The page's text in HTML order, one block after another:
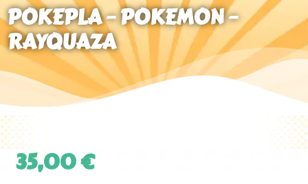
POKEPLA – POKEMON –
RAYQUAZA
35,00€